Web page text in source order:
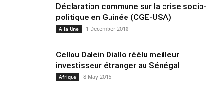
Déclaration commune sur la crise socio-
politique en Guinée (CGE-USA)
A la Une 1 December 2018
Cellou Dalein Diallo réélu meilleur
investisseur étranger au Sénégal
Afrique 8 May 2016